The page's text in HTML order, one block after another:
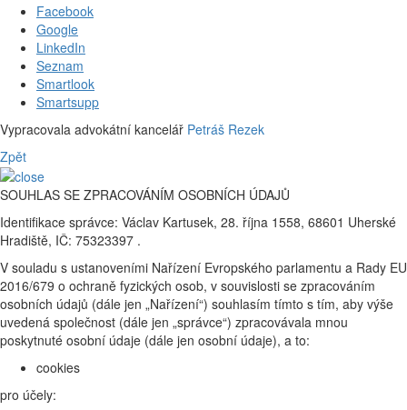
Facebook
Google
LinkedIn
Seznam
Smartlook
Smartsupp
Vypracovala advokátní kancelář Petráš Rezek
Zpět
SOUHLAS SE ZPRACOVÁNÍM OSOBNÍCH ÚDAJŮ
Identifikace správce: Václav Kartusek, 28. října 1558, 68601 Uherské
Hradiště, IČ: 75323397 .
V souladu s ustanoveními Nařízení Evropského parlamentu a Rady EU
2016/679 o ochraně fyzických osob, v souvislosti se zpracováním
osobních údajů (dále jen „Nařízení“) souhlasím tímto s tím, aby výše
uvedená společnost (dále jen „správce“) zpracovávala mnou
poskytnuté osobní údaje (dále jen osobní údaje), a to:
cookies
pro účely: